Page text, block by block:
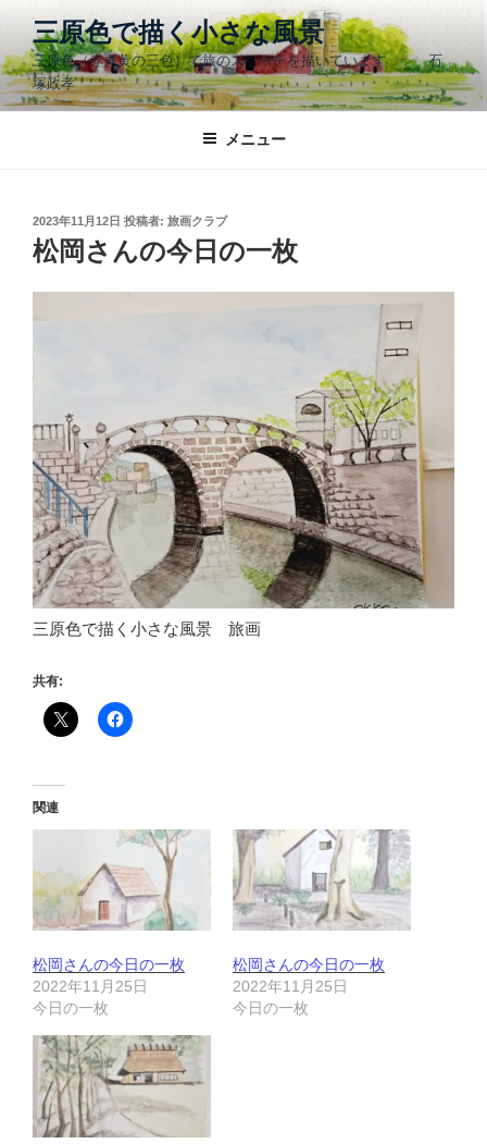
テ
ン
ツ
三原色で描く小さな風景
三原色（赤青黄の三色）で旅のスケッチを描いています 石
塚政孝
メニュー
投
稿
日:
2023年11月12日 投稿者: 旅画クラブ
松岡さんの今日の一枚
三原色で描く小さな風景 旅画
共有:
関連
松岡さんの今日の一枚
2022年11月25日
今日の一枚
松岡さんの今日の一枚
2022年11月25日
今日の一枚